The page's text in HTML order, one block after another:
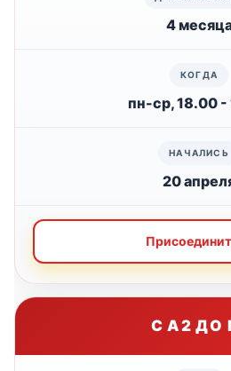
4
пн-ср, 18.00 -
20
С A2 ДО